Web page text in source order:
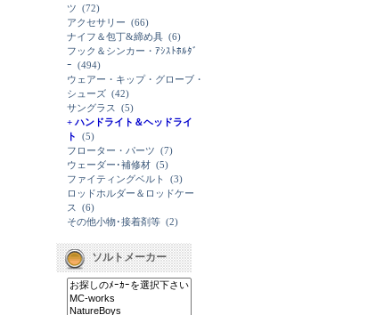
ツ (72)
アクセサリー (66)
ナイフ＆包丁&締め具 (6)
フック＆シンカー・ｱｼｽﾄﾎﾙﾀﾞ
ｰ (494)
ウェアー・キップ・グローブ・
シューズ (42)
サングラス
(5)
+ ハンドライト＆ヘッドライ
ト
(5)
フローター・パーツ (7)
ウェーダー･補修材 (5)
ファイティングベルト
(3)
ロッドホルダー＆ロッドケー
ス
(6)
その他小物･接着剤等 (2)
ソルトメーカー